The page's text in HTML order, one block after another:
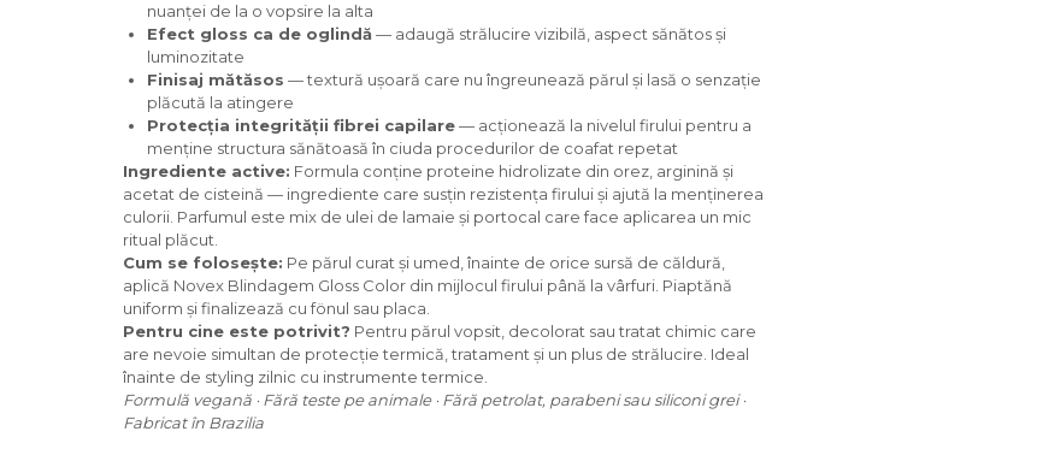
nuanței de la o vopsire la alta
Efect gloss ca de oglindă — adaugă strălucire vizibilă, aspect sănătos și
luminozitate
Finisaj mătăsos — textură ușoară care nu îngreunează părul și lasă o senzație
plăcută la atingere
Protecția integrității fibrei capilare— acționează la nivelul firului pentru a
menține structura sănătoasă în ciuda procedurilor de coafat repetat
Ingrediente active: Formula conține proteine hidrolizate din orez, arginină și
acetat de cisteină — ingrediente care susțin rezistența firului și ajută la menținerea
culorii. Parfumul este mix de ulei de lamaie și portocal care face aplicarea un mic
ritual plăcut.
Cum se folosește: Pe părul curat și umed, înainte de orice sursă de căldură,
aplică Novex Blindagem Gloss Color din mijlocul firului până la vârfuri. Piaptănă
uniform și finalizează cu fönul sau placa.
Pentru cine este potrivit? Pentru părul vopsit, decolorat sau tratat chimic care
are nevoie simultan de protecție termică, tratament și un plus de strălucire. Ideal
înainte de styling zilnic cu instrumente termice.
Formulă vegană · Fără teste pe animale · Fără petrolat, parabeni sau siliconi grei ·
Fabricat în Brazilia